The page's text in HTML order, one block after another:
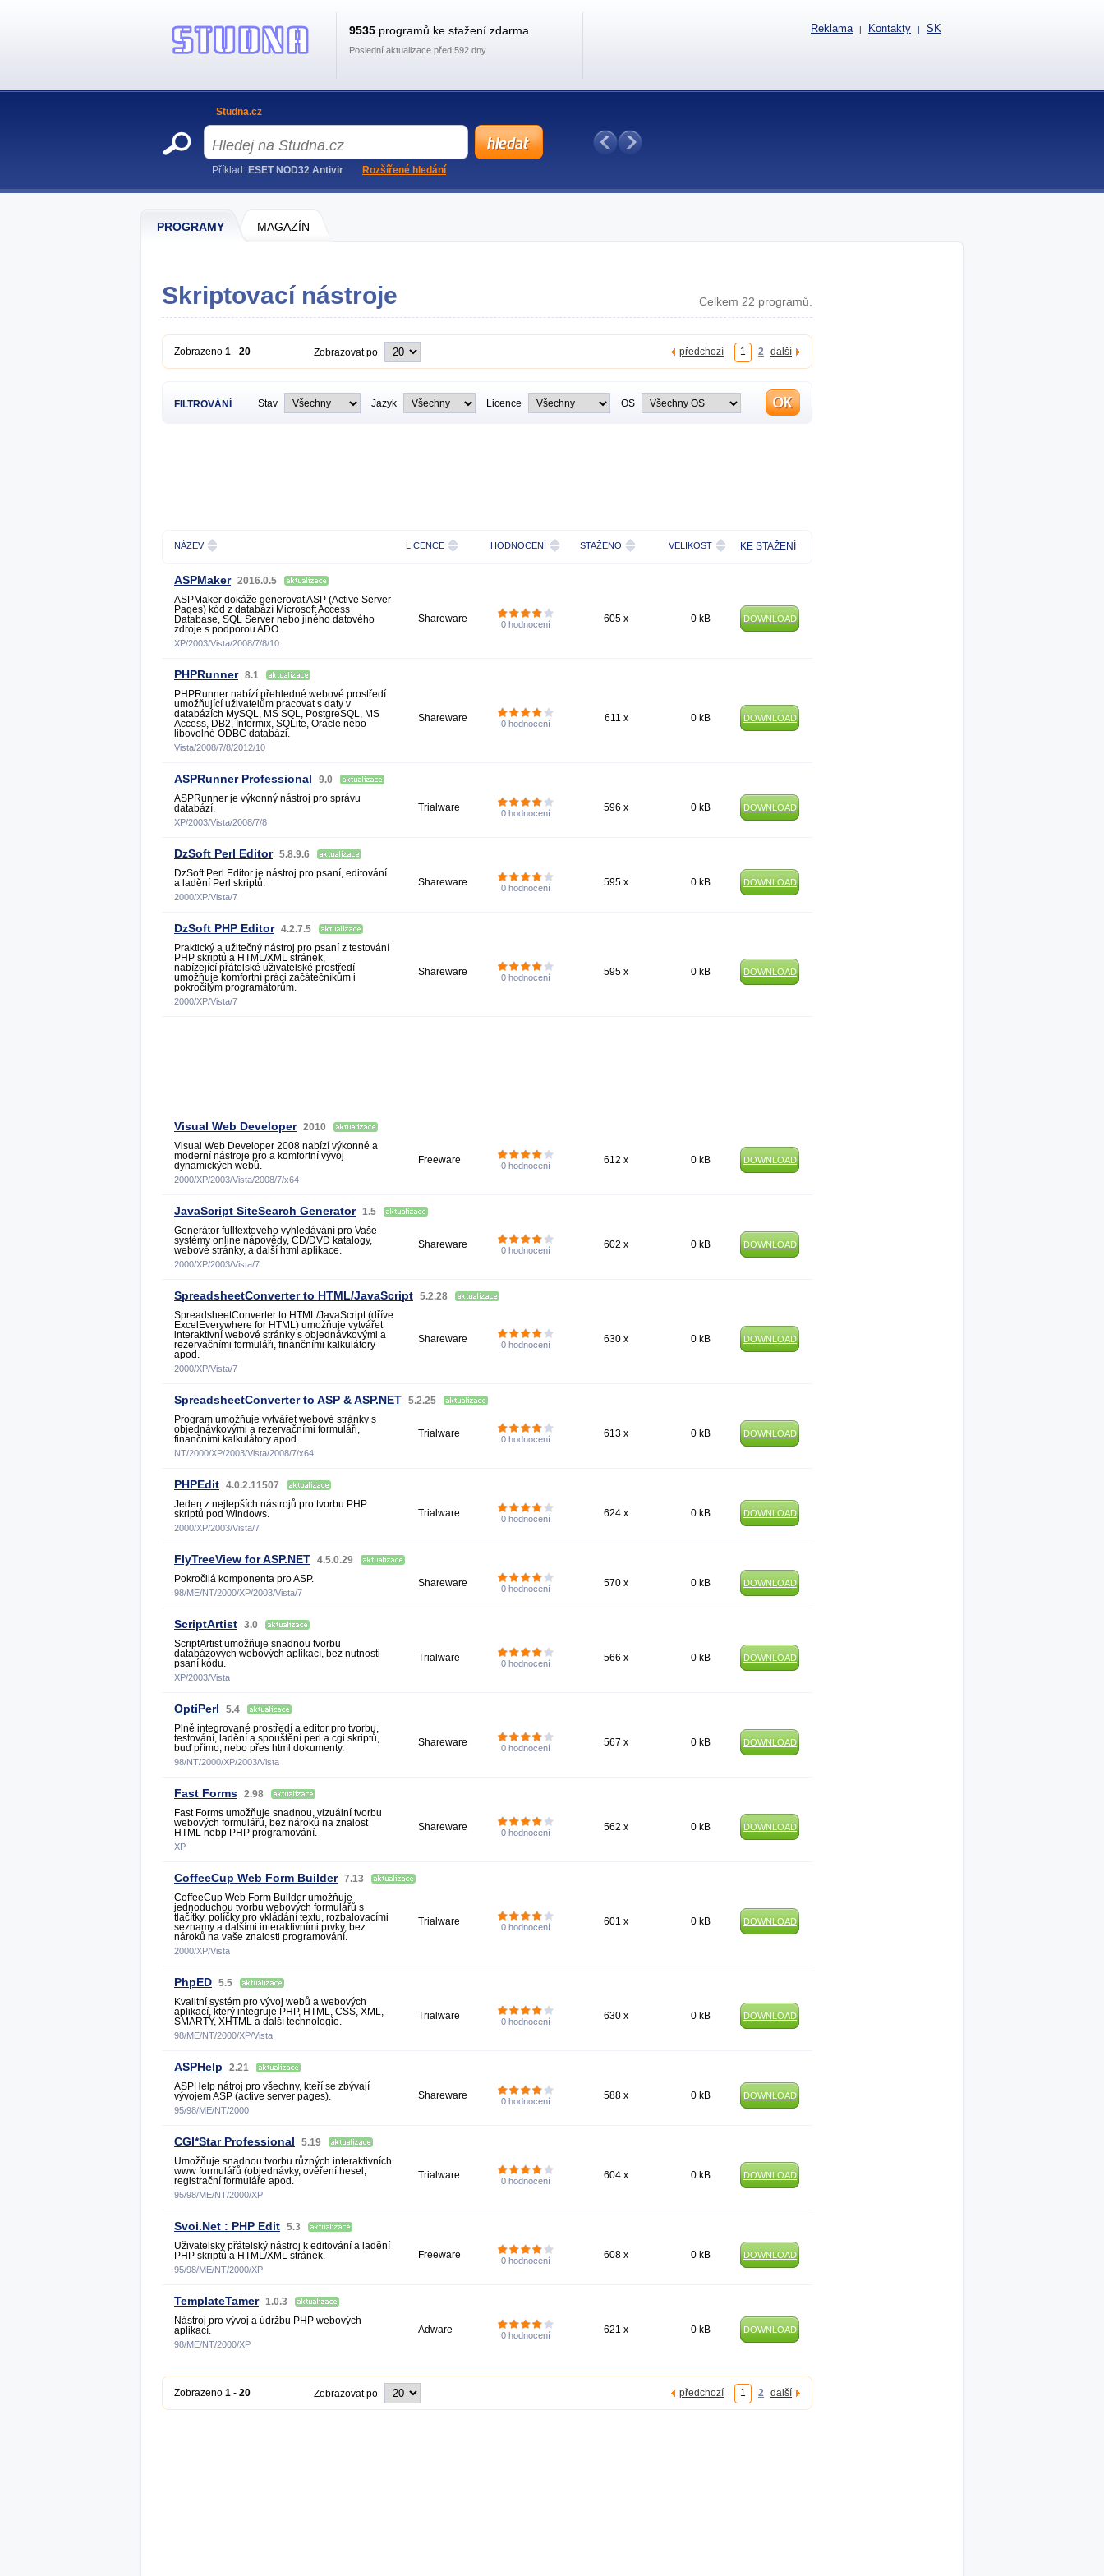
PROGRAMY MAGAZÍN
Skriptovací nástroje Celkem 22 programů.
Zobrazeno 1 - 20 Zobrazovat po předchozí 1 2 další
FILTROVÁNÍ Stav Jazyk Licence OS
NÁZEV LICENCE HODNOCENÍ STAŽENO VELIKOST KE STAŽENÍ
ASPMaker 2016.0.5
ASPMaker dokáže generovat ASP (Active Server
Pages) kód z databází Microsoft Access
Database, SQL Server nebo jiného datového
zdroje s podporou ADO.
XP/2003/Vista/2008/7/8/10
Shareware 0 hodnocení 605 x 0 kB DOWNLOAD
PHPRunner 8.1
PHPRunner nabízí přehledné webové prostředí
umožňující uživatelům pracovat s daty v
databázích MySQL, MS SQL, PostgreSQL, MS
Access, DB2, Informix, SQLite, Oracle nebo
libovolné ODBC databázi.
Vista/2008/7/8/2012/10
Shareware 0 hodnocení 611 x 0 kB DOWNLOAD
ASPRunner Professional
9.0
ASPRunner je výkonný nástroj pro správu
databází.
XP/2003/Vista/2008/7/8
Trialware 0 hodnocení 596 x 0 kB DOWNLOAD
DzSoft Perl Editor 5.8.9.6
DzSoft Perl Editor je nástroj pro psaní, editování
a ladění Perl skriptů.
2000/XP/Vista/7
Shareware 0 hodnocení 595 x 0 kB DOWNLOAD
DzSoft PHP Editor 4.2.7.5
Praktický a užitečný nástroj pro psaní z testování
PHP skriptů a HTML/XML stránek,
nabízející přátelské uživatelské prostředí
umožňuje komfortní práci začátečníkům i
pokročilým programátorům.
2000/XP/Vista/7
Shareware 0 hodnocení 595 x 0 kB DOWNLOAD
Visual Web Developer 2010
Visual Web Developer 2008 nabízí výkonné a
moderní nástroje pro a komfortní vývoj
dynamických webů.
2000/XP/2003/Vista/2008/7/x64
Freeware 0 hodnocení 612 x 0 kB DOWNLOAD
JavaScript SiteSearch Generator 1.5
Generátor fulltextového vyhledávání pro Vaše
systémy online nápovědy, CD/DVD katalogy,
webové stránky, a další html aplikace.
2000/XP/2003/Vista/7
Shareware 0 hodnocení 602 x 0 kB DOWNLOAD
SpreadsheetConverter to HTML/JavaScript 5.2.28
SpreadsheetConverter to HTML/JavaScript (dříve
ExcelEverywhere for HTML) umožňuje vytvářet
interaktivní webové stránky s objednávkovými a
rezervačními formuláři, finančními kalkulátory
apod.
2000/XP/Vista/7
Shareware 0 hodnocení 630 x 0 kB DOWNLOAD
SpreadsheetConverter to ASP & ASP.NET 5.2.25
Program umožňuje vytvářet webové stránky s
objednávkovými a rezervačními formuláři,
finančními kalkulátory apod.
NT/2000/XP/2003/Vista/2008/7/x64
Trialware 0 hodnocení 613 x 0 kB DOWNLOAD
PHPEdit 4.0.2.11507
Jeden z nejlepších nástrojů pro tvorbu PHP
skriptů pod Windows.
2000/XP/2003/Vista/7
Trialware 0 hodnocení 624 x 0 kB DOWNLOAD
FlyTreeView for ASP.NET 4.5.0.29
Pokročilá komponenta pro ASP.
98/ME/NT/2000/XP/2003/Vista/7
Shareware 0 hodnocení 570 x 0 kB DOWNLOAD
ScriptArtist 3.0
ScriptArtist umožňuje snadnou tvorbu
databázových webových aplikací, bez nutnosti
psaní kódu.
XP/2003/Vista
Trialware 0 hodnocení 566 x 0 kB DOWNLOAD
OptiPerl
5.4
Plně integrované prostředí a editor pro tvorbu,
testování, ladění a spouštění perl a cgi skriptů,
buď přímo, nebo přes html dokumenty.
98/NT/2000/XP/2003/Vista
Shareware 0 hodnocení 567 x 0 kB DOWNLOAD
Fast Forms 2.98
Fast Forms umožňuje snadnou, vizuální tvorbu
webových formulářů, bez nároků na znalost
HTML nebp PHP programování.
XP
Shareware 0 hodnocení 562 x 0 kB DOWNLOAD
CoffeeCup Web Form Builder 7.13
CoffeeCup Web Form Builder umožňuje
jednoduchou tvorbu webových formulářů s
tlačítky, políčky pro vkládání textu, rozbalovacími
seznamy a dalšími interaktivními prvky, bez
nároků na vaše znalosti programování.
2000/XP/Vista
Trialware 0 hodnocení 601 x 0 kB DOWNLOAD
PhpED 5.5
Kvalitní systém pro vývoj webů a webových
aplikací, který integruje PHP, HTML, CSS, XML,
SMARTY, XHTML a další technologie.
98/ME/NT/2000/XP/Vista
Trialware 0 hodnocení 630 x 0 kB DOWNLOAD
ASPHelp
2.21
ASPHelp nátroj pro všechny, kteří se zbývají
vývojem ASP (active server pages).
95/98/ME/NT/2000
Shareware 0 hodnocení 588 x 0 kB DOWNLOAD
CGI*Star Professional
5.19
Umožňuje snadnou tvorbu různých interaktivních
www formulářů (objednávky, ověření hesel,
registrační formuláře apod.
95/98/ME/NT/2000/XP
Trialware 0 hodnocení 604 x 0 kB DOWNLOAD
Svoi.Net : PHP Edit 5.3
Uživatelsky přátelský nástroj k editování a ladění
PHP skriptů a HTML/XML stránek.
95/98/ME/NT/2000/XP
Freeware 0 hodnocení 608 x 0 kB DOWNLOAD
TemplateTamer 1.0.3
Nástroj pro vývoj a údržbu PHP webových
aplikací.
98/ME/NT/2000/XP
Adware 0 hodnocení 621 x 0 kB DOWNLOAD
Zobrazeno 1 - 20 Zobrazovat po předchozí 1 2 další
9535 programů ke stažení zdarma
Poslední aktualizace před 592 dny
Reklama | Kontakty | SK
Studna.cz
Příklad: ESET NOD32 Antivir Rozšířené hledání